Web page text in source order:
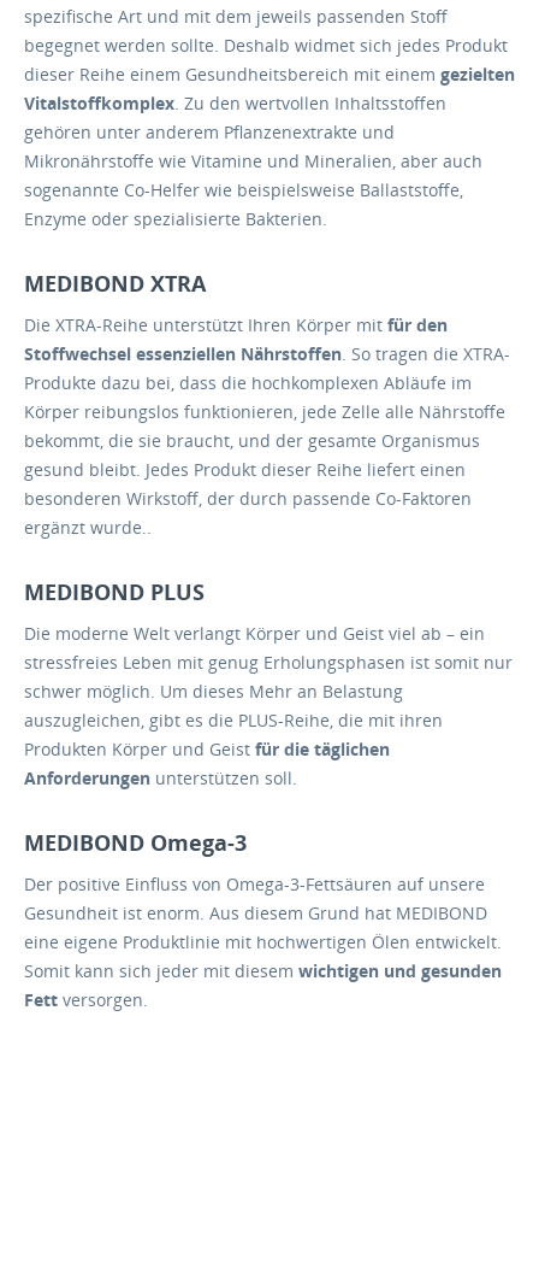
spezifische Art und mit dem jeweils passenden Stoff
begegnet werden sollte. Deshalb widmet sich jedes Produkt
dieser Reihe einem Gesundheitsbereich mit einem gezielten
Vitalstoffkomplex. Zu den wertvollen Inhaltsstoffen
gehören unter anderem Pflanzenextrakte und
Mikronährstoffe wie Vitamine und Mineralien, aber auch
sogenannte Co-Helfer wie beispielsweise Ballaststoffe,
Enzyme oder spezialisierte Bakterien.
MEDIBOND XTRA
Die XTRA-Reihe unterstützt Ihren Körper mit für den
Stoffwechsel essenziellen Nährstoffen. So tragen die XTRA-
Produkte dazu bei, dass die hochkomplexen Abläufe im
Körper reibungslos funktionieren, jede Zelle alle Nährstoffe
bekommt, die sie braucht, und der gesamte Organismus
gesund bleibt. Jedes Produkt dieser Reihe liefert einen
besonderen Wirkstoff, der durch passende Co-Faktoren
ergänzt wurde..
MEDIBOND PLUS
Die moderne Welt verlangt Körper und Geist viel ab – ein
stressfreies Leben mit genug Erholungsphasen ist somit nur
schwer möglich. Um dieses Mehr an Belastung
auszugleichen, gibt es die PLUS-Reihe, die mit ihren
Produkten Körper und Geist für die täglichen
Anforderungen unterstützen soll.
MEDIBOND Omega-3
Der positive Einfluss von Omega-3-Fettsäuren auf unsere
Gesundheit ist enorm. Aus diesem Grund hat MEDIBOND
eine eigene Produktlinie mit hochwertigen Ölen entwickelt.
Somit kann sich jeder mit diesem wichtigen und gesunden
Fett versorgen.